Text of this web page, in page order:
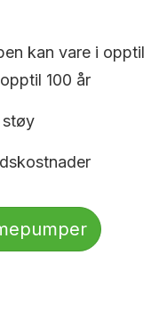
kan vare i opptil
100 år
støy